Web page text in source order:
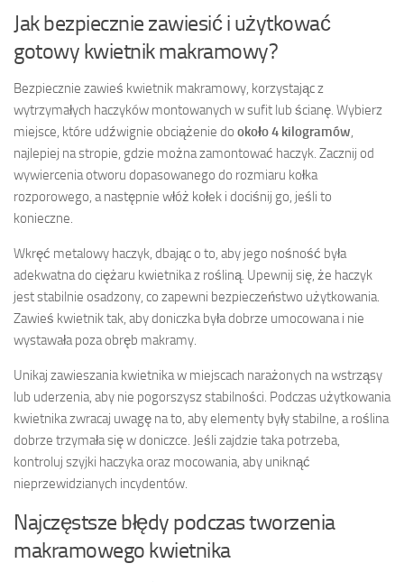
Jak bezpiecznie zawiesić i użytkować
gotowy kwietnik makramowy?
Bezpiecznie zawieś kwietnik makramowy, korzystając z
wytrzymałych haczyków montowanych w sufit lub ścianę. Wybierz
miejsce, które udźwignie obciążenie do około 4 kilogramów
najlepiej na stropie, gdzie można zamontować haczyk. Zacznij od
wywiercenia otworu dopasowanego do rozmiaru kołka
rozporowego, a następnie włóż kołek i dociśnij go, jeśli to
konieczne.
Wkręć metalowy haczyk, dbając o to, aby jego nośność była
adekwatna do ciężaru kwietnika z rośliną. Upewnij się, że haczyk
jest stabilnie osadzony, co zapewni bezpieczeństwo użytkowania.
Zawieś kwietnik tak, aby doniczka była dobrze umocowana i nie
wystawała poza obręb makramy.
Unikaj zawieszania kwietnika w miejscach narażonych na wstrząsy
lub uderzenia, aby nie pogorszysz stabilności. Podczas użytkowania
kwietnika zwracaj uwagę na to, aby elementy były stabilne, a roślina
dobrze trzymała się w doniczce. Jeśli zajdzie taka potrzeba,
kontroluj szyjki haczyka oraz mocowania, aby uniknąć
nieprzewidzianych incydentów.
Najczęstsze błędy podczas tworzenia
makramowego kwietnika